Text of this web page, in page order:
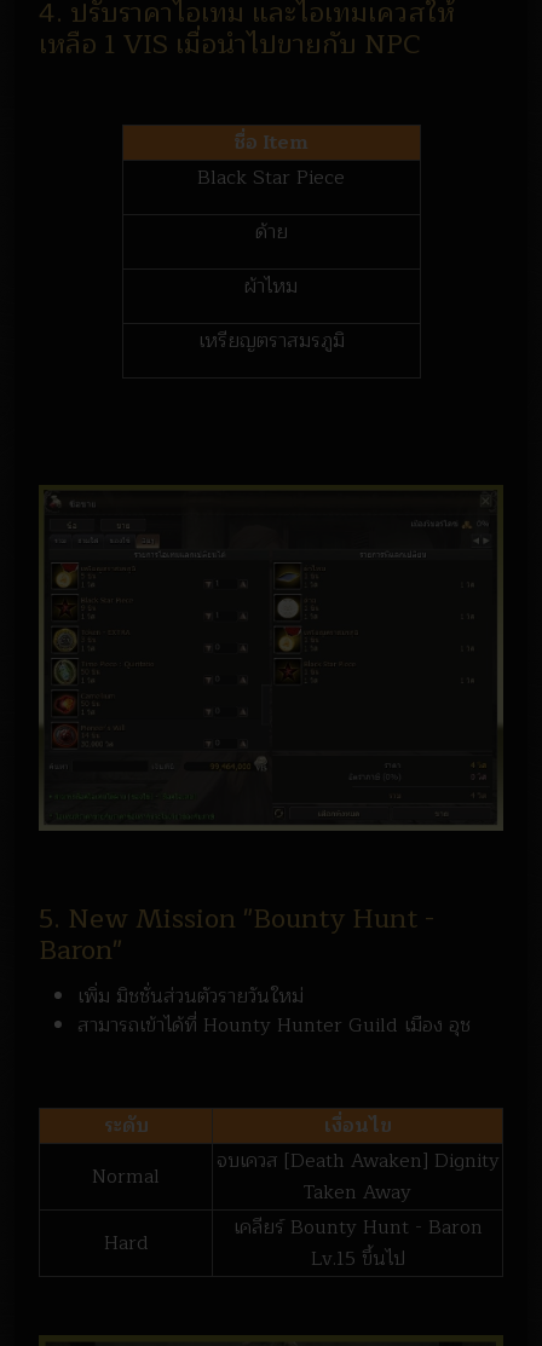
4. ปรับราคาไอเทม และไอเทมเควสให้
เหลือ 1 VIS เมื่อนำไปขายกับ NPC
ชื่อ Item
Black Star Piece
ด้าย
ผ้าไหม
เหรียญตราสมรภูมิ
5. New Mission "Bounty Hunt -
Baron"
เพิ่ม มิชชั่นส่วนตัวรายวันใหม่
สามารถเข้าได้ที่ Hounty Hunter Guild เมือง อุช
ระดับ
เงื่อนไข
Normal
จบเควส [Death Awaken] Dignity
Taken Away
Hard
เคลียร์ Bounty Hunt - Baron
Lv.15 ขึ้นไป